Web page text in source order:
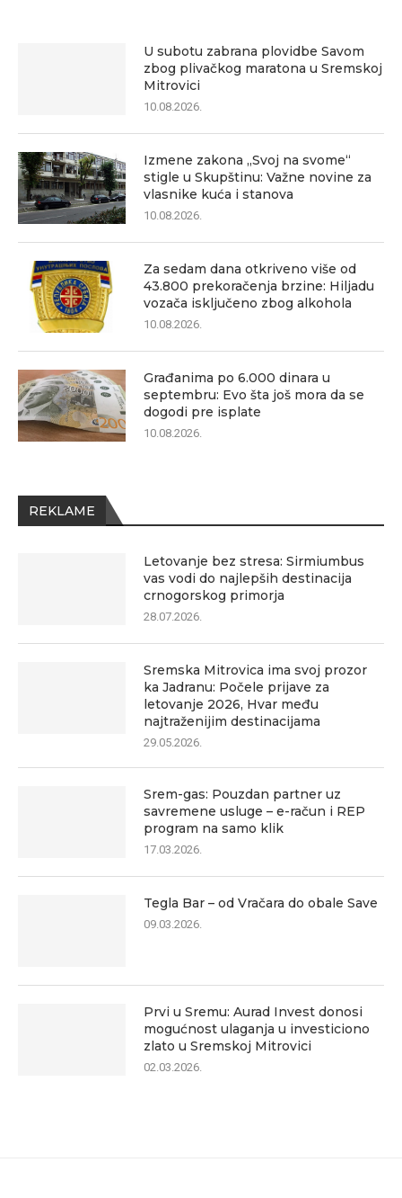
U subotu zabrana plovidbe Savom
zbog plivačkog maratona u Sremskoj
Mitrovici
10.08.2026.
Izmene zakona „Svoj na svome“
stigle u Skupštinu: Važne novine za
vlasnike kuća i stanova
10.08.2026.
Za sedam dana otkriveno više od
43.800 prekoračenja brzine: Hiljadu
vozača isključeno zbog alkohola
10.08.2026.
Građanima po 6.000 dinara u
septembru: Evo šta još mora da se
dogodi pre isplate
10.08.2026.
REKLAME
Letovanje bez stresa: Sirmiumbus
vas vodi do najlepših destinacija
crnogorskog primorja
28.07.2026.
Sremska Mitrovica ima svoj prozor
ka Jadranu: Počele prijave za
letovanje 2026, Hvar među
najtraženijim destinacijama
29.05.2026.
Srem-gas: Pouzdan partner uz
savremene usluge – e-račun i REP
program na samo klik
17.03.2026.
Tegla Bar – od Vračara do obale Save
09.03.2026.
Prvi u Sremu: Aurad Invest donosi
mogućnost ulaganja u investiciono
zlato u Sremskoj Mitrovici
02.03.2026.